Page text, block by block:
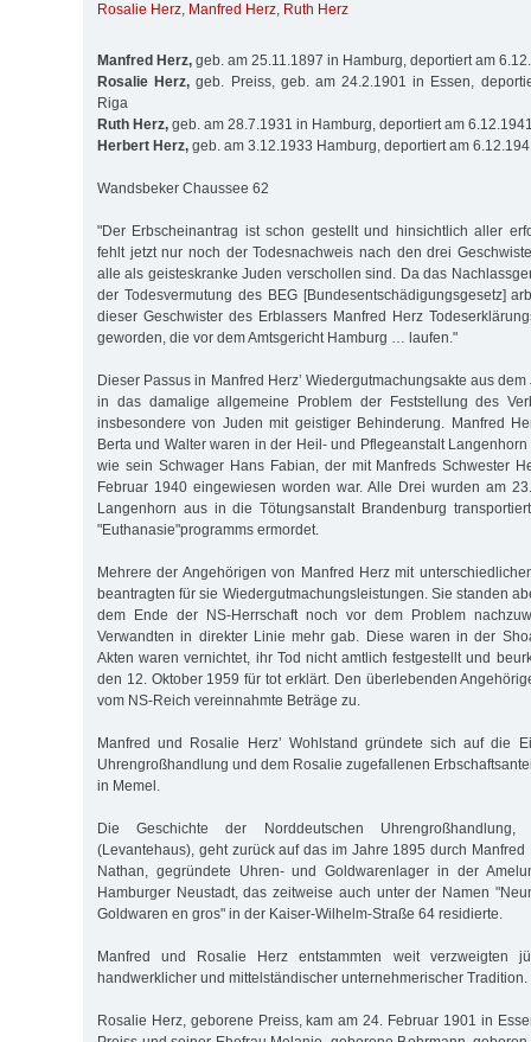
Rosalie Herz, Manfred Herz, Ruth Herz
Manfred Herz, geb. am 25.11.1897 in Hamburg, deportiert am
Rosalie Herz, geb. Preiss, geb. am 24.2.1901 in Essen,
Riga
Ruth Herz, geb. am 28.7.1931 in Hamburg, deportiert am
Herbert Herz, geb. am 3.12.1933 Hamburg, deportiert am
Wandsbeker Chaussee 62
"Der Erbscheinantrag ist schon gestellt und hinsichtlich aller
fehlt jetzt nur noch der Todesnachweis nach den drei
alle als geisteskranke Juden verschollen sind. Da das
der Todesvermutung des BEG [Bundesentschädigungsgesetz]
dieser Geschwister des Erblassers Manfred Herz
geworden, die vor dem Amtsgericht Hamburg … laufen."
Dieser Passus in Manfred Herz’ Wiedergutmachungsakte aus
in das damalige allgemeine Problem der Feststellung des
insbesondere von Juden mit geistiger Behinderung. Manfred
Berta und Walter waren in der Heil- und Pflegeanstalt
wie sein Schwager Hans Fabian, der mit Manfreds Schwester
Februar 1940 eingewiesen worden war. Alle Drei wurden am
Langenhorn aus in die Tötungsanstalt Brandenburg
"Euthanasie"programms ermordet.
Mehrere der Angehörigen von Manfred Herz mit
beantragten für sie Wiedergutmachungsleistungen. Sie standen
dem Ende der NS-Herrschaft noch vor dem Problem
Verwandten in direkter Linie mehr gab. Diese waren in der
Akten waren vernichtet, ihr Tod nicht amtlich festgestellt und
den 12. Oktober 1959 für tot erklärt. Den überlebenden
vom NS-Reich vereinnahmte Beträge zu.
Manfred und Rosalie Herz’ Wohlstand gründete sich auf die
Uhrengroßhandlung und dem Rosalie zugefallenen
in Memel.
Die Geschichte der Norddeutschen Uhrengroßhandlung,
(Levantehaus), geht zurück auf das im Jahre 1895 durch Manfred
Nathan, gegründete Uhren- und Goldwarenlager in der
Hamburger Neustadt, das zeitweise auch unter der Namen
Goldwaren en gros" in der Kaiser-Wilhelm-Straße 64 residierte.
Manfred und Rosalie Herz entstammten weit verzweigten
handwerklicher und mittelständischer unternehmerischer Tradition.
Rosalie Herz, geborene Preiss, kam am 24. Februar 1901 in